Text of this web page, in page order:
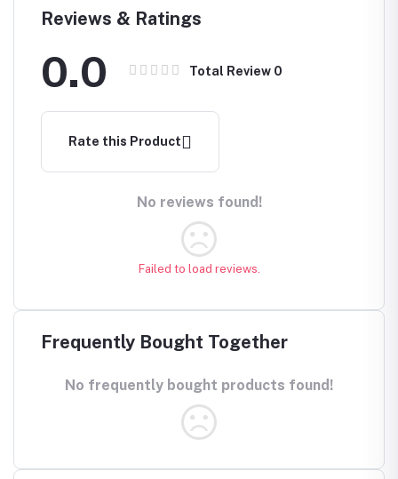
20%-30ml
Reviews & Ratings
0.0 Total Review 0
Rate this Product
No reviews found!
Failed to load reviews.
Frequently Bought Together
No frequently bought products found!